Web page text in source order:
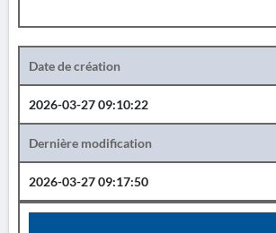
Date de création
2026-03-27 09:10:22
Dernière modification
2026-03-27 09:17:50